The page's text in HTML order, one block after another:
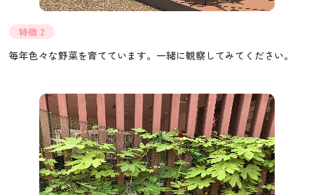
特徴 2
毎年色々な野菜を育てています。一緒に観察してみてください。